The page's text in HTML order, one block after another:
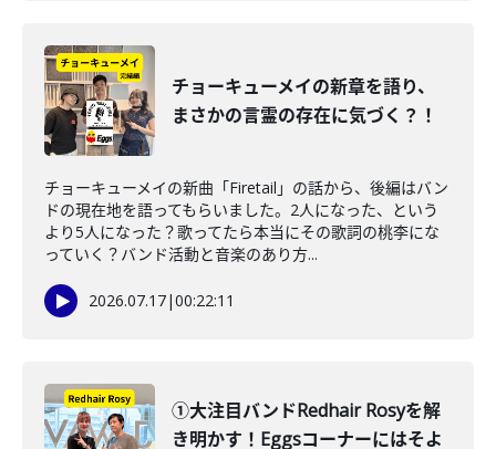
チョーキューメイの新章を語り、
まさかの言霊の存在に気づく？！
チョーキューメイの新曲「Firetail」の話から、後編はバン
ドの現在地を語ってもらいました。2人になった、という
より5人になった？歌ってたら本当にその歌詞の桃李にな
っていく？バンド活動と音楽のあり方...
2026.07.17|00:22:11
①大注目バンドRedhair Rosyを解
き明かす！Eggsコーナーにはそよ